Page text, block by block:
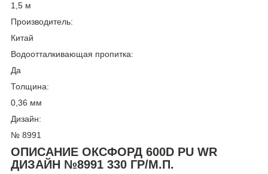
1,5 м
Производитель:
Китай
Водоотталкивающая пропитка:
Да
Толщина:
0,36 мм
Дизайн:
№ 8991
ОПИСАНИЕ ОКСФОРД 600D PU WR
ДИЗАЙН №8991 330 ГР/М.П.